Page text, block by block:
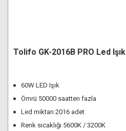
Tolifo GK-2016B PRO Led Işık
60W LED Işık
Ömrü 50000 saatten fazla
Led miktarı 2016 adet
Renk sıcaklığı 5600K / 3200K